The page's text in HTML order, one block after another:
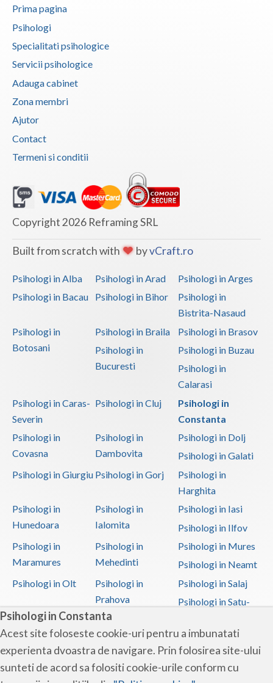
Psihologi in Constanta
Acest site foloseste cookie-uri pentru a imbunatati
experienta dvoastra de navigare. Prin folosirea site-ului
sunteti de acord sa folositi cookie-urile conform cu
Sibiu
Suceava
Teleorman
Timis
Tulcea
Valcea
Vaslui
Prima pagina
Psihologi
Specialitati psihologice
Servicii psihologice
Adauga cabinet
Zona membri
Ajutor
Contact
Termeni si conditii
Copyright 2026 Reframing SRL
Built from scratch with byvCraft.ro
Psihologi in Alba Psihologi in Arad
Psihologi in Arges
Psihologi in Bacau
Psihologi in Bihor
Psihologi in
Bistrita-Nasaud
Psihologi in
Botosani
Psihologi in Braila
Psihologi in Brasov
Psihologi in
Bucuresti
Psihologi in Buzau
Psihologi in
Calarasi
Psihologi in Caras-
Severin
Psihologi in Cluj
Psihologi in
Constanta
Psihologi in
Covasna
Psihologi in
Dambovita
Psihologi in Dolj
Psihologi in Galati
Psihologi in Giurgiu Psihologi in Gorj
Psihologi in
Harghita
Psihologi in
Hunedoara
Psihologi in
Ialomita
Psihologi in Iasi
Psihologi in Ilfov
Psihologi in
Maramures
Psihologi in
Mehedinti
Psihologi in Mures
Psihologi in Neamt
Psihologi in Olt
Psihologi in
Prahova
Psihologi in Salaj
Psihologi in Satu-
Psihologi in Sibiu
Psihologi in
Suceava
Psihologi in
Teleorman
Psihologi in Timis
Psihologi in Tulcea Psihologi in Valcea